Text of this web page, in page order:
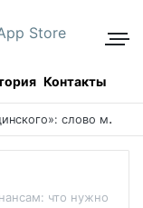
Контакты
«Верный ученик Севастиана Карагандинского»: слово митрополита Александра о почившем схиархимандрите Пахомии
что нужно